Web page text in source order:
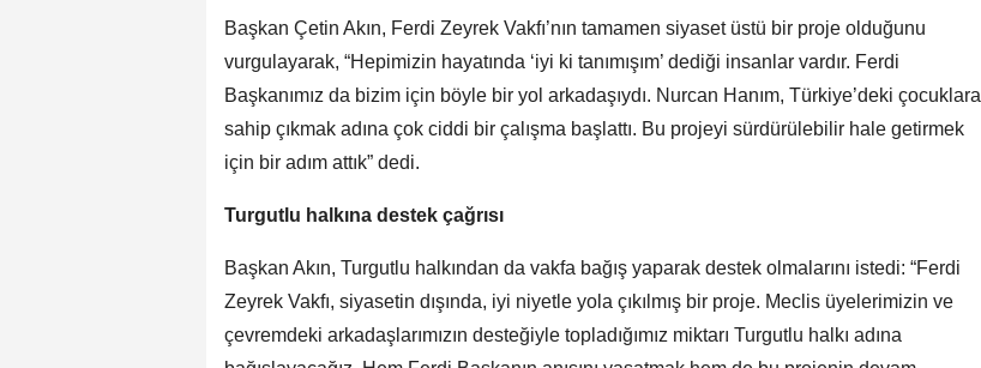
Başkan Çetin Akın, Ferdi Zeyrek Vakfı’nın tamamen siyaset üstü bir proje olduğunu
vurgulayarak, “Hepimizin hayatında ‘iyi ki tanımışım’ dediği insanlar vardır. Ferdi
Başkanımız da bizim için böyle bir yol arkadaşıydı. Nurcan Hanım, Türkiye’deki çocuklara
sahip çıkmak adına çok ciddi bir çalışma başlattı. Bu projeyi sürdürülebilir hale getirmek
için bir adım attık” dedi.
Turgutlu halkına destek çağrısı
Başkan Akın, Turgutlu halkından da vakfa bağış yaparak destek olmalarını istedi: “Ferdi
Zeyrek Vakfı, siyasetin dışında, iyi niyetle yola çıkılmış bir proje. Meclis üyelerimizin ve
çevremdeki arkadaşlarımızın desteğiyle topladığımız miktarı Turgutlu halkı adına